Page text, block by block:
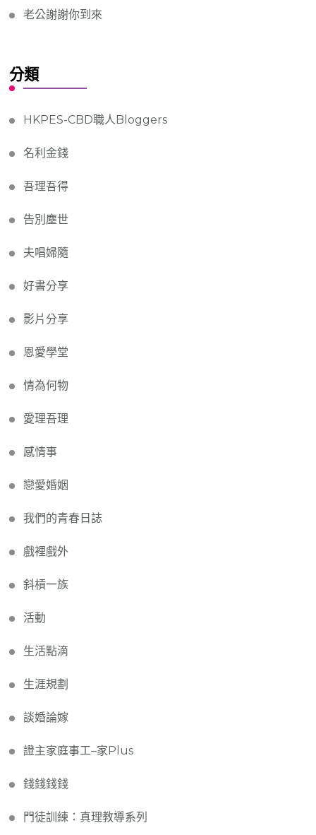
老公謝謝你到來
分類
HKPES-CBD職人Bloggers
名利金錢
吾理吾得
告別塵世
夫唱婦隨
好書分享
影片分享
恩愛學堂
情為何物
愛理吾理
感情事
戀愛婚姻
我們的青春日誌
戲裡戲外
斜槓一族
活動
生活點滴
生涯規劃
談婚論嫁
證主家庭事工–家Plus
錢錢錢錢
門徒訓練：真理教導系列